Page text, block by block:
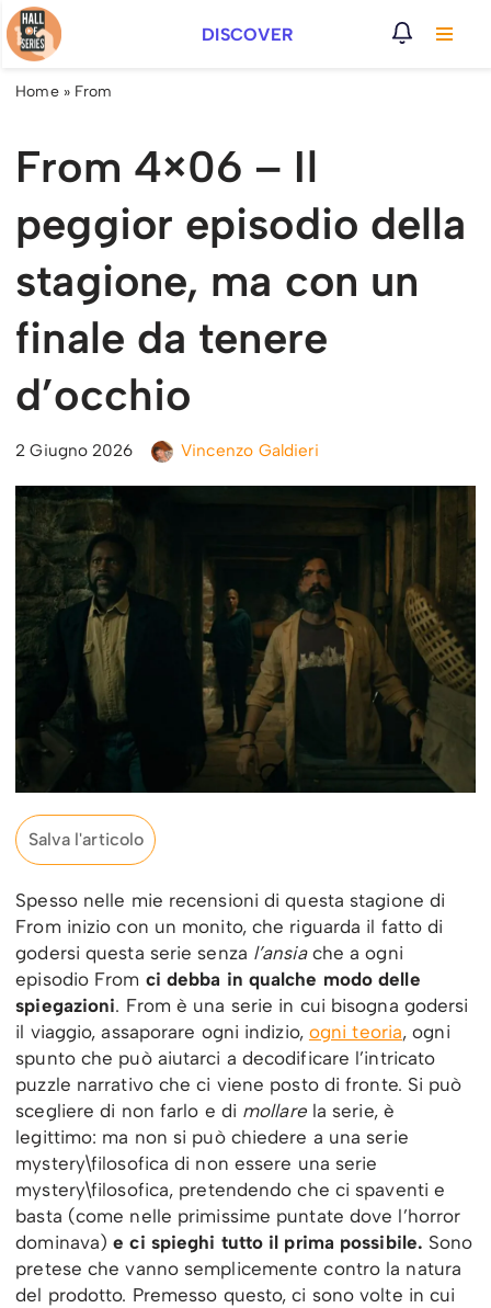
Vai
al
DISCOVER
Home» From
From 4×06 – Il
peggior episodio della
stagione, ma con un
finale da tenere
d’occhio
2 Giugno 2026 Vincenzo Galdieri
Salva l'articolo
Spesso nelle mie recensioni di questa stagione di
From inizio con un monito, che riguarda il fatto di
godersi questa serie senza l’ansia che a ogni
episodio From ci debba in qualche modo delle
spiegazioni. From è una serie in cui bisogna godersi
il viaggio, assaporare ogni indizio, ogni teoria, ogni
spunto che può aiutarci a decodificare l’intricato
puzzle narrativo che ci viene posto di fronte. Si può
scegliere di non farlo e di mollare la serie, è
legittimo: ma non si può chiedere a una serie
mystery\filosofica di non essere una serie
mystery\filosofica, pretendendo che ci spaventi e
basta (come nelle primissime puntate dove l’horror
dominava)e ci spieghi tutto il prima possibile. Sono
pretese che vanno semplicemente contro la natura
del prodotto. Premesso questo, ci sono volte in cui